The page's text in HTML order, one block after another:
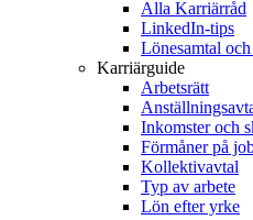
Alla Karriärråd
LinkedIn-tips
Lönesamtal
Karriärguide
Arbetsrätt
Inkomster och
Förmåner på
Kollektivavtal
Typ av arbete
Lön efter yrke